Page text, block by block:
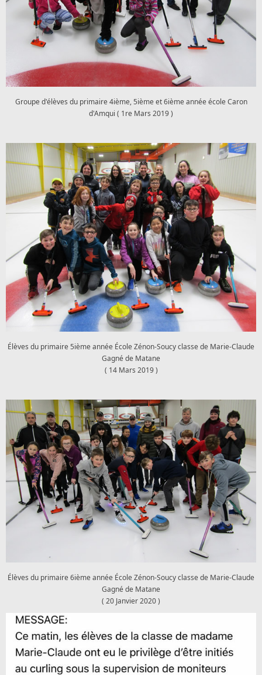
Groupe d'élèves du primaire 4ième, 5ième et 6ième année école Caron
d'Amqui ( 1re Mars 2019 )
Élèves du primaire 5ième année École Zénon-Soucy classe de Marie-Claude
Gagné de Matane
( 14 Mars 2019 )
Élèves du primaire 6ième année École Zénon-Soucy classe de Marie-Claude
Gagné de Matane
( 20 Janvier 2020 )